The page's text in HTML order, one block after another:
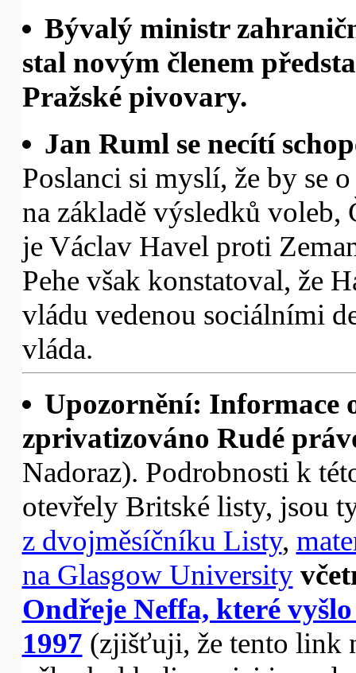
Bývalý ministr
stal novým členem
Pražské pivovary.
Jan Ruml se necítí
Poslanci si myslí, že by se
na základě výsledků voleb,
je Václav Havel proti
Pehe však konstatoval, že
vládu vedenou sociálními
vláda.
Upozornění: Informace
zprivatizováno Rudé
Nadoraz). Podrobnosti k
otevřely Britské listy, jsou
z dvojměsíčníku Listy,
na Glasgow University
Ondřeje Neffa, které
1997 (zjišťuji, že tento link